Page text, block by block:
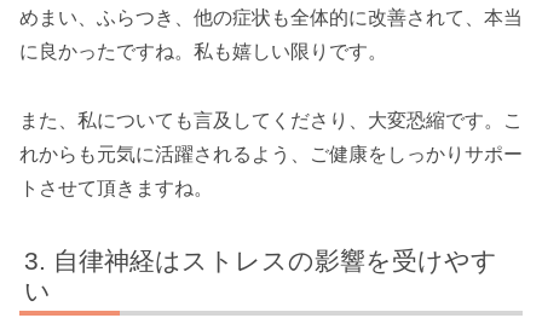
めまい、ふらつき、他の症状も全体的に改善されて、本当
に良かったですね。私も嬉しい限りです。
また、私についても言及してくださり、大変恐縮です。こ
れからも元気に活躍されるよう、ご健康をしっかりサポー
トさせて頂きますね。
自律神経はストレスの影響を受けやす
い